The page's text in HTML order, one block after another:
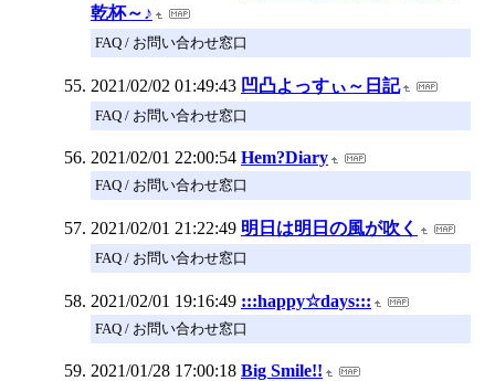
乾杯～♪
FAQ / お問い合わせ窓口
2021/02/02 01:49:43 凹凸よっすぃ～日記
FAQ / お問い合わせ窓口
2021/02/01 22:00:54 Hem?Diary
FAQ / お問い合わせ窓口
2021/02/01 21:22:49 明日は明日の風が吹く
FAQ / お問い合わせ窓口
2021/02/01 19:16:49 :::happy☆days:::
FAQ / お問い合わせ窓口
2021/01/28 17:00:18 Big Smile!!